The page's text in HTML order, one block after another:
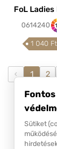
FoL
0614240
1 040
‹ 1 2
Sütiket